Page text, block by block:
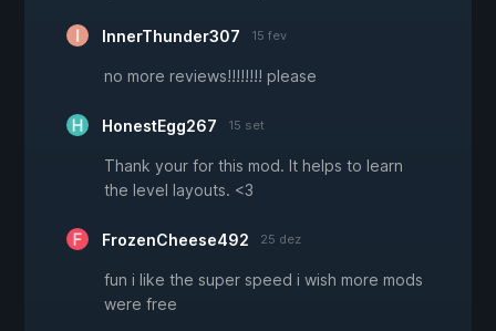
InnerThunder307 15 fev
no more reviews!!!!!!!! please
HonestEgg267 15 set
Thank your for this mod. It helps to learn
the level layouts. <3
FrozenCheese492 25 dez
fun i like the super speed i wish more mods
were free